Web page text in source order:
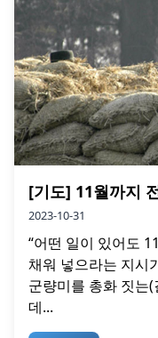
[기도] 11월까지
2023-10-31
“어떤 일이 있어도
채워 넣으라는 지시
군량미를 총화 짓는
데...